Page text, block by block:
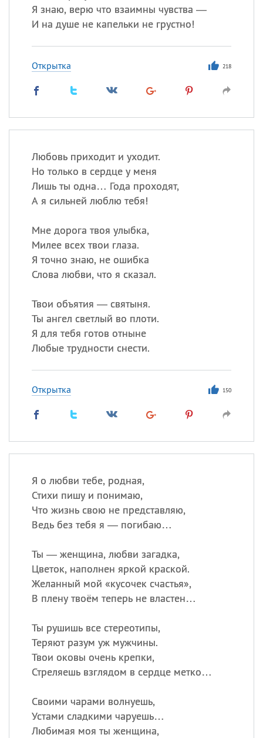
Я знаю, верю что взаимны чувства —
И на душе не капельки не грустно!
Открытка 218
Любовь приходит и уходит.
Но только в сердце у меня
Лишь ты одна… Года проходят,
А я сильней люблю тебя!
Мне дорога твоя улыбка,
Милее всех твои глаза.
Я точно знаю, не ошибка
Слова любви, что я сказал.
Твои объятия — святыня.
Ты ангел светлый во плоти.
Я для тебя готов отныне
Любые трудности снести.
Открытка 150
Я о любви тебе, родная,
Стихи пишу и понимаю,
Что жизнь свою не представляю,
Ведь без тебя я — погибаю…
Ты — женщина, любви загадка,
Цветок, наполнен яркой краской.
Желанный мой «кусочек счастья»,
В плену твоём теперь не властен…
Ты рушишь все стереотипы,
Теряют разум уж мужчины.
Твои оковы очень крепки,
Стреляешь взглядом в сердце метко…
Своими чарами волнуешь,
Устами сладкими чаруешь…
Любимая моя ты женщина,